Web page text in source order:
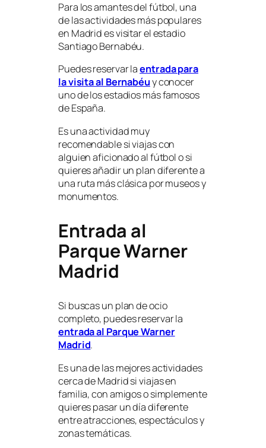
Para los amantes del fútbol, una
de las actividades más populares
en Madrid es visitar el estadio
Santiago Bernabéu.
Puedes reservar laentrada para
la visita al Bernabéuy conocer
uno de los estadios más famosos
de España.
Es una actividad muy
recomendable si viajas con
alguien aficionado al fútbol o si
quieres añadir un plan diferente a
una ruta más clásica por museos y
monumentos.
Entrada al
Parque Warner
Madrid
Si buscas un plan de ocio
completo, puedes reservar la
entrada al Parque Warner
Madrid.
Es una de las mejores actividades
cerca de Madrid si viajas en
familia, con amigos o simplemente
quieres pasar un día diferente
entre atracciones, espectáculos y
zonas temáticas.